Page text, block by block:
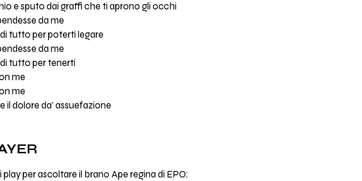
e sputo dai graffi che ti aprono gli occhi
da me
tutto per poterti legare
da me
tutto per tenerti
me
me
il dolore da’ assuefazione
play per ascoltare il brano Ape regina di EPO: